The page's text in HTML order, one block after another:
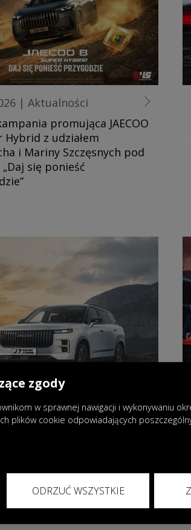
| Aktualności
promująca JAECOO
Hybrid z udziałem
i Mariny Szczęsnych pod
„Daj się ponieść
Super Hybrid System w
OMODA & JAECOO
zgody
w sprawnej nawigacji i wykonywaniu
plików cookie odpowiadających
ODRZUĆ WSZYSTKIE